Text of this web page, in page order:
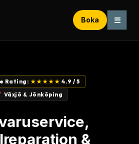
Boka ☰
Rating: ★★★★★ 4.9 / 5
Växjö & Jönköping
&